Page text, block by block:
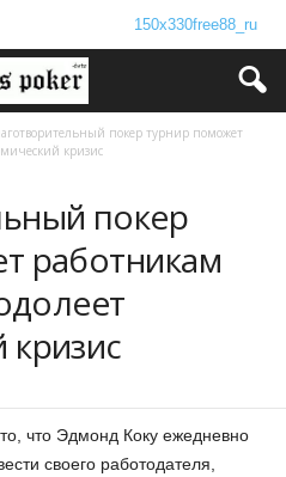
покер турнир поможет
кризис
покер
работникам
кризис
что Эдмонд Коку ежедневно
своего работодателя,